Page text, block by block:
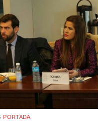
PORTADA